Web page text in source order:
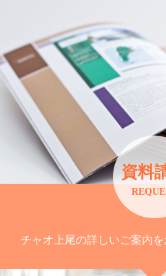
資料
チャオ上尾の詳しいご案内を